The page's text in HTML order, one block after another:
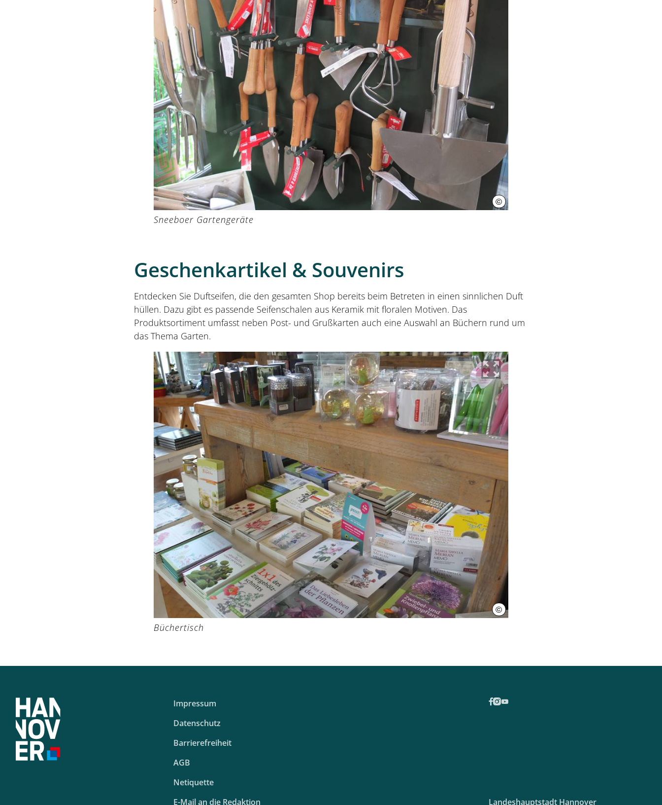
© Herrenhäuser Gärten
Sneeboer Gartengeräte
Geschenkartikel & Souvenirs
Entdecken Sie Duftseifen, die den gesamten Shop bereits beim Betreten in einen sinnlichen Duft
hüllen. Dazu gibt es passende Seifenschalen aus Keramik mit floralen Motiven. Das
Produktsortiment umfasst neben Post- und Grußkarten auch eine Auswahl an Büchern rund um
das Thema Garten.
© Herrenhäuser Gärten
Büchertisch
Impressum
Datenschutz
Barrierefreiheit
AGB
Netiquette
E-Mail an die Redaktion
Landeshauptstadt Hannover